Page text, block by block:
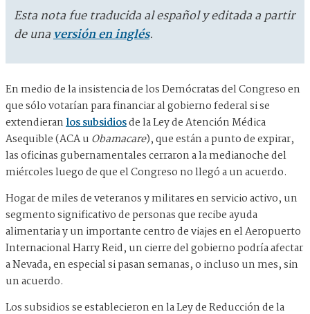
Esta nota fue traducida al español y editada a partir
de unaversión en inglés.
En medio de la insistencia de los Demócratas del Congreso en
que sólo votarían para financiar al gobierno federal si se
extendieranlos subsidiosde la Ley de Atención Médica
Asequible (ACA u Obamacare), que están a punto de expirar,
las oficinas gubernamentales cerraron a la medianoche del
miércoles luego de que el Congreso no llegó a un acuerdo.
Hogar de miles de veteranos y militares en servicio activo, un
segmento significativo de personas que recibe ayuda
alimentaria y un importante centro de viajes en el Aeropuerto
Internacional Harry Reid, un cierre del gobierno podría afectar
a Nevada, en especial si pasan semanas, o incluso un mes, sin
un acuerdo.
Los subsidios se establecieron en la Ley de Reducción de la